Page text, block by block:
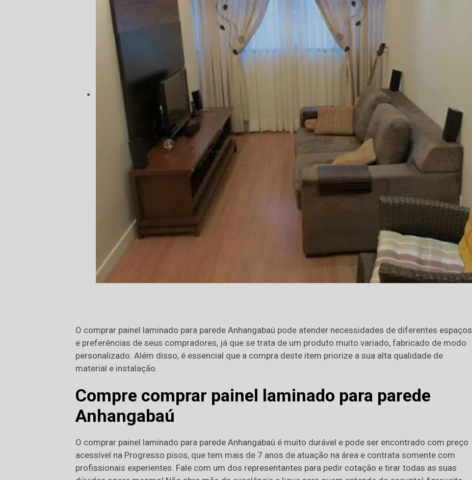
O comprar painel laminado para parede Anhangabaú pode atender necessidades de diferentes espaços
e preferências de seus compradores, já que se trata de um produto muito variado, fabricado de modo
personalizado. Além disso, é essencial que a compra deste item priorize a sua alta qualidade de
material e instalação.
Compre comprar painel laminado para parede
Anhangabaú
O comprar painel laminado para parede Anhangabaú é muito durável e pode ser encontrado com preço
acessível na Progresso pisos, que tem mais de 7 anos de atuação na área e contrata somente com
profissionais experientes. Fale com um dos representantes para pedir cotação e tirar todas as suas